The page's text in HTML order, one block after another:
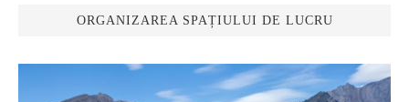
ORGANIZAREA SPAȚIULUI DE LUCRU